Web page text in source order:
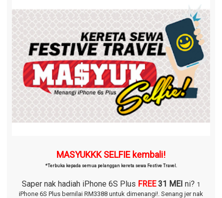
MASYUKKK SELFIE kembali!
*Terbuka kepada semua pelanggan kereta sewa Festive Travel.
Saper nak hadiah iPhone 6S Plus FREE 31 MEI ni? 1
iPhone 6S Plus bernilai RM3388 untuk dimenangi!. Senang jer nak